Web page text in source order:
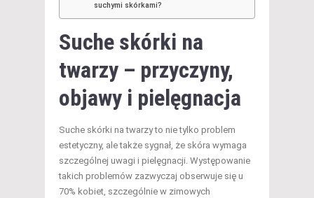
suchymi skórkami?
Suche skórki na
twarzy – przyczyny,
objawy i pielęgnacja
Suche skórki na twarzy to nie tylko problem
estetyczny, ale także sygnał, że skóra wymaga
szczególnej uwagi i pielęgnacji. Występowanie
takich problemów zazwyczaj obserwuje się u
70% kobiet, szczególnie w zimowych